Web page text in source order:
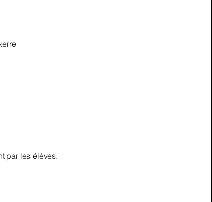
par les élèves.